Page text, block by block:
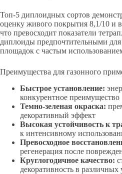
Топ-5 диплоидных сортов
оценку живого покрытия 8,1/10 и
что превосходит показатели
диплоиды предпочтительными
площадок с частым
Преимущества для газонного
Быстрое установление:
конкурентное преимущество
Темно-зеленая окраска:
декоративный эффект
Высокая устойчивость к
к интенсивному
Превосходное
регенерация после
Круглогодичное качество:
декоративность в различных